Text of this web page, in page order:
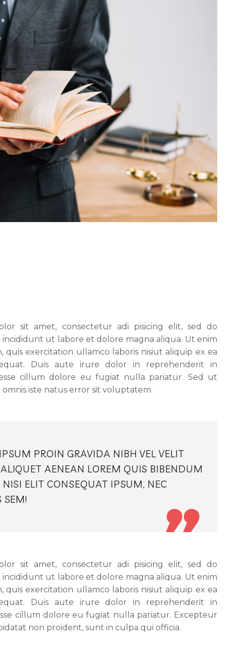
sit amet, consectetur adi pisicing elit, sed do
ut labore et dolore magna aliqua. Ut enim
quis exercitation ullamco laboris nisiut aliquip ex ea
Duis aute irure dolor in reprehenderit in
cillum dolore eu fugiat nulla pariatur. Sed ut
omnis iste natus error sit voluptatem.
PROIN GRAVIDA NIBH VEL VELIT
AENEAN LOREM QUIS BIBENDUM
NISI ELIT CONSEQUAT IPSUM, NEC
SEM!

sit amet, consectetur adi pisicing elit, sed do
ut labore et dolore magna aliqua. Ut enim
quis exercitation ullamco laboris nisiut aliquip ex ea
Duis aute irure dolor in reprehenderit in
cillum dolore eu fugiat nulla pariatur. Excepteur
non proident, sunt in culpa qui officia.